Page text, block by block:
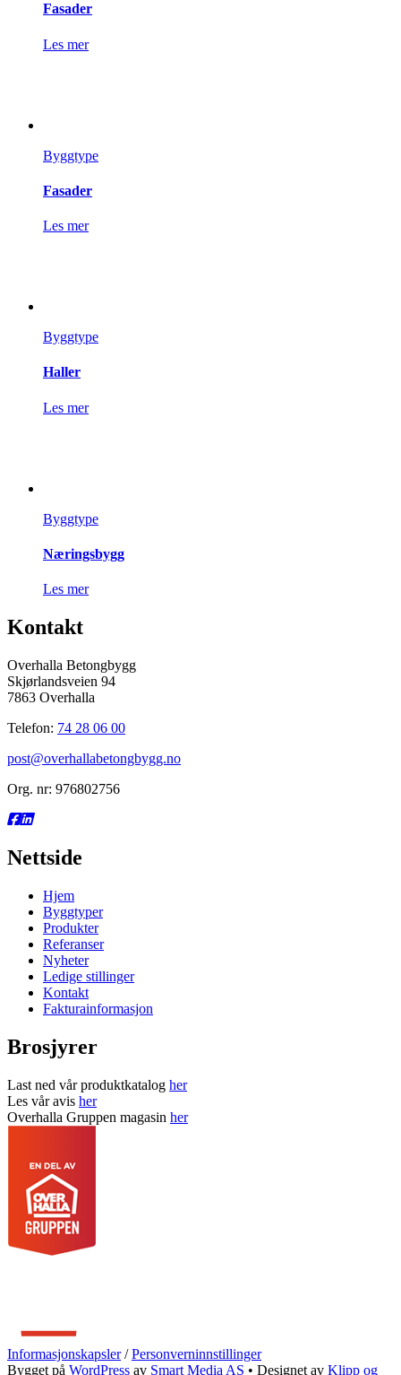
Fasader
Les mer
Byggtype
Fasader
Les mer
Byggtype
Haller
Les mer
Byggtype
Næringsbygg
Les mer
Kontakt
Overhalla Betongbygg
Skjørlandsveien 94
7863 Overhalla
Telefon: 74 28 06 00
post@overhallabetongbygg.no
Org. nr: 976802756
Nettside
Hjem
Byggtyper
Produkter
Referanser
Nyheter
Ledige stillinger
Kontakt
Fakturainformasjon
Brosjyrer
Last ned vår produktkatalog her
Les vår avis her
Overhalla Gruppen magasin her
Informasjonskapsler/Personverninnstillinger
Bygget på WordPress av Smart Media AS • Designet av Klipp og